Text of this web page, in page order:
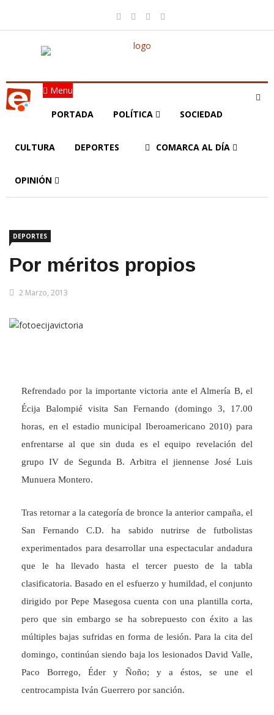
Menu
PORTADA POLÍTICA SOCIEDAD
CULTURA DEPORTES COMARCA AL DÍA
OPINIÓN
DEPORTES
Por méritos propios
2 Marzo, 2013
Refrendado por la importante victoria ante el Almería B, el
Écija Balompié visita San Fernando (domingo 3, 17.00
horas, en el estadio municipal Iberoamericano 2010) para
enfrentarse al que sin duda es el equipo revelación del
grupo IV de Segunda B. Arbitra el jiennense José Luis
Munuera Montero.
Tras retornar a la categoría de bronce la anterior campaña, el
San Fernando C.D. ha sabido nutrirse de futbolistas
experimentados para desarrollar una espectacular andadura
que le ha llevado hasta el tercer puesto de la tabla
clasificatoria. Basado en el esfuerzo y humildad, el conjunto
dirigido por Pepe Masegosa cuenta con una plantilla corta,
pero que sin embargo se ha sobrepuesto con éxito a las
múltiples bajas sufridas en forma de lesión. Para la cita del
domingo, continúan siendo baja los lesionados David Valle,
Paco Borrego, Éder y Ñoño; y a éstos, se une el
centrocampista Iván Guerrero por sanción.